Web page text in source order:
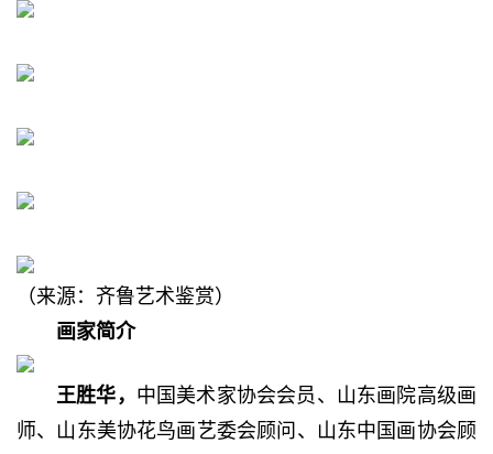
（来源：齐鲁艺术鉴赏）
画家简介
王胜华， 中国美术家协会会员、山东画院高级画
师、山东美协花鸟画艺委会顾问、山东中国画协会顾